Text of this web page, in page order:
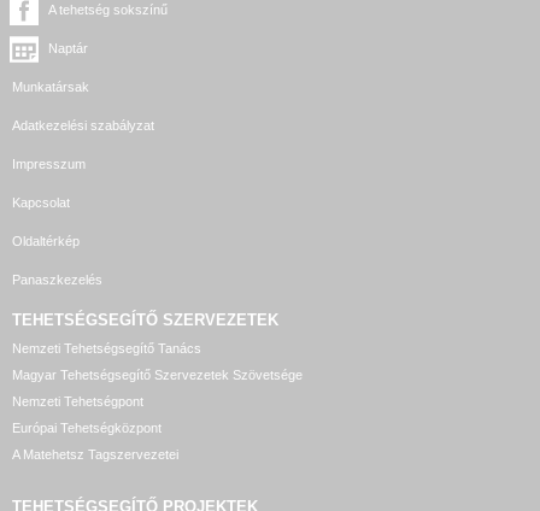
A tehetség sokszínű
Naptár
Munkatársak
Adatkezelési szabályzat
Impresszum
Kapcsolat
Oldaltérkép
Panaszkezelés
TEHETSÉGSEGÍTŐ SZERVEZETEK
Nemzeti Tehetségsegítő Tanács
Magyar Tehetségsegítő Szervezetek Szövetsége
Nemzeti Tehetségpont
Európai Tehetségközpont
A Matehetsz Tagszervezetei
TEHETSÉGSEGÍTŐ PROJEKTEK